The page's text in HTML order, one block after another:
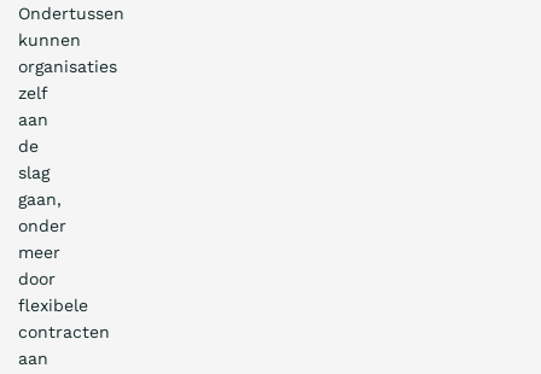
Ondertussen
kunnen
organisaties
zelf
aan
de
slag
gaan,
onder
meer
door
flexibele
contracten
aan